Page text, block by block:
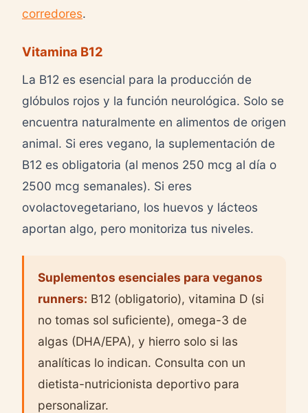
corredores.
Vitamina B12
La B12 es esencial para la producción de
glóbulos rojos y la función neurológica. Solo se
encuentra naturalmente en alimentos de origen
animal. Si eres vegano, la suplementación de
B12 es obligatoria (al menos 250 mcg al día o
2500 mcg semanales). Si eres
ovolactovegetariano, los huevos y lácteos
aportan algo, pero monitoriza tus niveles.
Suplementos esenciales para veganos
runners: B12 (obligatorio), vitamina D (si
no tomas sol suficiente), omega-3 de
algas (DHA/EPA), y hierro solo si las
analíticas lo indican. Consulta con un
dietista-nutricionista deportivo para
personalizar.